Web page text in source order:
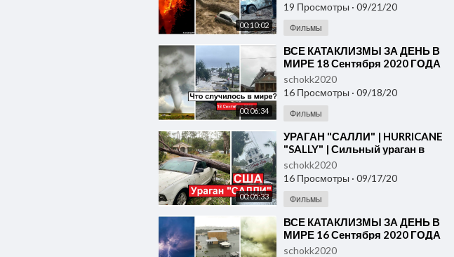
00:10:02
19 Просмотры · 09/21/20
Фильмы
00:06:34
⁣ВСЕ КАТАКЛИЗМЫ ЗА ДЕНЬ В
МИРЕ 18 Сентября 2020 ГОДА
#ДрожьЗемли #Катаклизмы
schokk2020
16 Просмотры · 09/18/20
Фильмы
00:05:33
⁣УРАГАН "САЛЛИ" | HURRICANE
"SALLY" | Сильный ураган в
США ( 16 Сентября 2020 год
schokk2020
16 Просмотры · 09/17/20
Фильмы
⁣ВСЕ КАТАКЛИЗМЫ ЗА ДЕНЬ В
МИРЕ 16 Сентября 2020 ГОДА
#ДрожьЗемли #Катаклизмы
schokk2020